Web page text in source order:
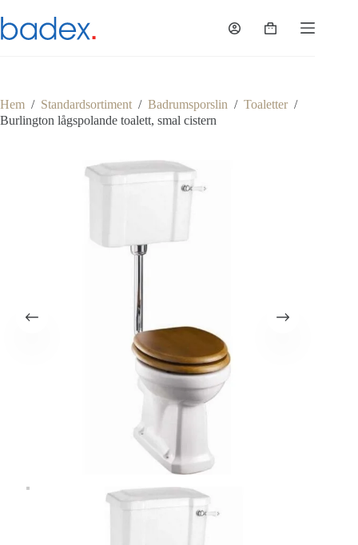
till
innehåll
Varukorg
Hem / Standardsortiment / Badrumsporslin / Toaletter /
Burlington lågspolande toalett, smal cistern